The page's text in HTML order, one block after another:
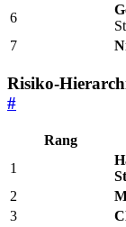
6
7
Risiko-
#
Rang
1
2
3